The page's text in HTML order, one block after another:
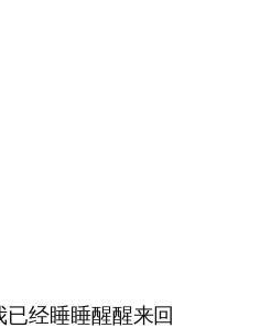
经睡睡醒醒来回